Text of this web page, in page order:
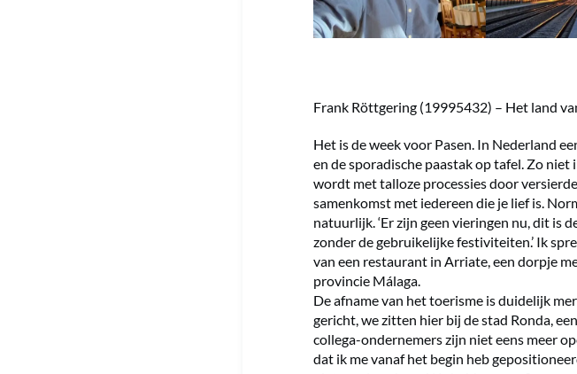
Frank Röttgering (19995432) – Het land
Het is de week voor Pasen. In Nederland
en de sporadische paastak op tafel. Zo niet
wordt met talloze processies door
samenkomst met iedereen die je lief is.
natuurlijk. ‘Er zijn geen vieringen nu, dit is
zonder de gebruikelijke festiviteiten.’ Ik
van een restaurant in Arriate, een dorpje
provincie Málaga.
De afname van het toerisme is duidelijk
gericht, we zitten hier bij de stad Ronda,
collega-ondernemers zijn niet eens meer
dat ik me vanaf het begin heb